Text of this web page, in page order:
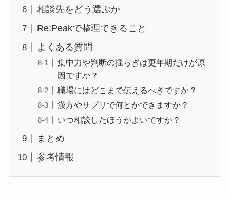
相談先をどう選ぶか
Re:Peakで整理できること
よくある質問
集中力や判断の揺らぎは更年期だけが原
因ですか？
職場にはどこまで伝えるべきですか？
漢方やサプリで何とかできますか？
いつ相談したほうがよいですか？
まとめ
参考情報